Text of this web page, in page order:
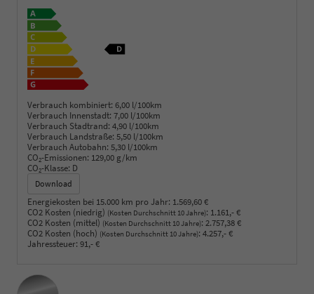
Verbrauch kombiniert: 6,00 l/100km
Verbrauch Innenstadt: 7,00 l/100km
Verbrauch Stadtrand: 4,90 l/100km
Verbrauch Landstraße: 5,50 l/100km
Verbrauch Autobahn: 5,30 l/100km
CO2-Emissionen: 129,00 g/km
CO2-Klasse: D
Download
Energiekosten bei 15.000 km pro Jahr: 1.569,60 €
CO2 Kosten (niedrig) (Kosten Durchschnitt 10 Jahre): 1.161,- €
CO2 Kosten (mittel) (Kosten Durchschnitt 10 Jahre): 2.757,38 €
CO2 Kosten (hoch) (Kosten Durchschnitt 10 Jahre): 4.257,- €
Jahressteuer: 91,- €